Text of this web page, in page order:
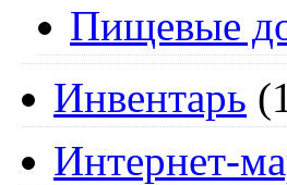
Пищевые
Инвентарь
Интернет-